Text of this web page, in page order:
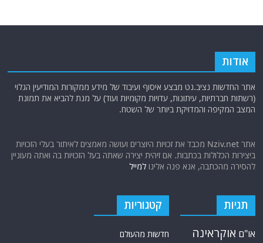
אודות
אתר החדשות נציב.נט מבצע איסוף ועיבוד של מידע ממקורות המודיעין הגלוי
(רשתות חברתיות, עיתונות, עדויות מקומיות ועוד) על מנת להביא את תמונת
המצב המקיפה והמדויקת ביותר של השטח.
אתר Nziv.net מכבד את זכויות היוצרים ועושה מאמצים לאיתור בעלי הזכויות
ביצירות הכלולות בכתבות. אם זיהית יצירה שאתה בעל הזכויות בה ואתה מעוניין
להסירה מהכתבה, אנא פנה אלינולמייל
תגיות
או"ם אוקראינה
קטגוריות
חדשות מהעולם